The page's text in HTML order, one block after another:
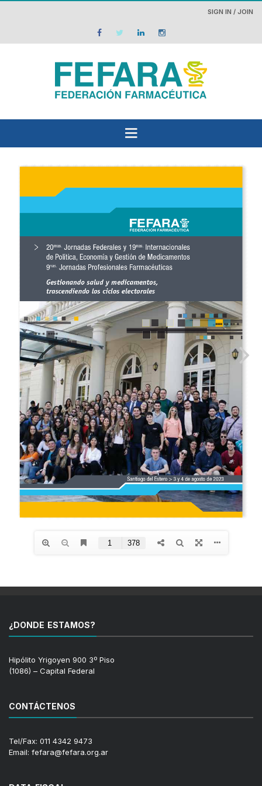
SIGN IN / JOIN
¿DONDE ESTAMOS?
Hipólito Yrigoyen 900 3º Piso
(1086) – Capital Federal
CONTÁCTENOS
Tel/Fax: 011 4342 9473
Email: fefara@fefara.org.ar